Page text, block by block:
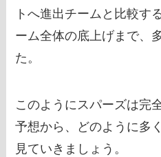
トへ進出チームと比較す
ーム全体の底上げまで、
た。
このようにスパーズは完
予想から、どのように多
見ていきましょう。